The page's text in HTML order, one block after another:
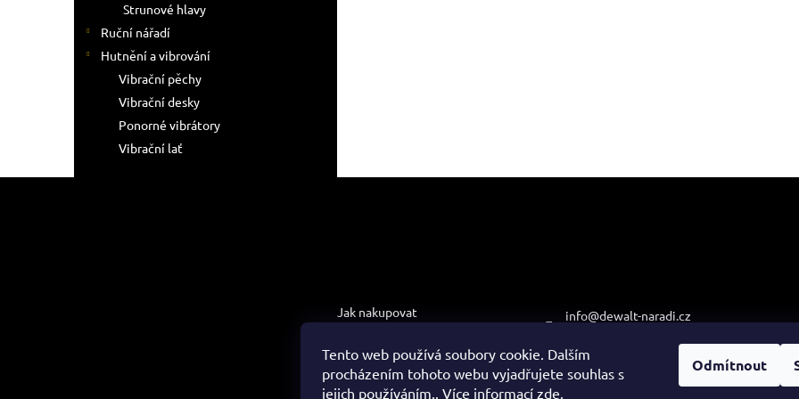
Tento web používá soubory cookie. Dalším
procházením tohoto webu vyjadřujete souhlas s
jejich používáním.. Více informací zde.
Odmítnout
Strunové hlavy
Ruční nářadí
Hutnění a vibrování
Vibrační pěchy
Vibrační desky
Ponorné vibrátory
Vibrační lať
Jak nakupovat
Podmínky ochrany osobních
údajů
info@dewalt-naradi.cz
+420 608 722 812